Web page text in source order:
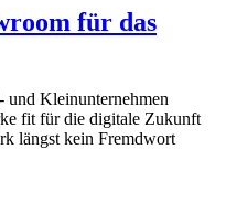
für das
Kleinunternehmen
fit für die digitale Zukunft
längst kein Fremdwort